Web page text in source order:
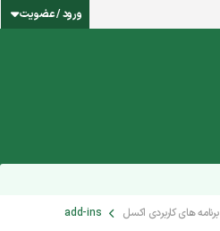
ورود / عضویت
برنامه های کاربردی اکسل add-ins